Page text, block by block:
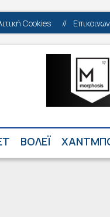
Cookies //
ΒΟΛΕΪ